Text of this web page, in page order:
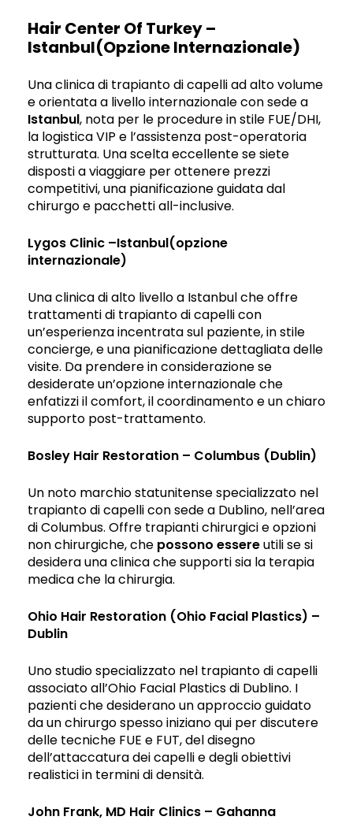
Hair Center Of Turkey –
Istanbul(opzione Internazionale)
Una clinica di trapianto di capelli ad alto volume
e orientata a livello internazionale con sede a
Istanbul, nota per le procedure in stile FUE/DHI,
la logistica VIP e l’assistenza post-operatoria
strutturata. Una scelta eccellente se siete
disposti a viaggiare per ottenere prezzi
competitivi, una pianificazione guidata dal
chirurgo e pacchetti all-inclusive.
Lygos Clinic –Istanbul(opzione
internazionale)
Una clinica di alto livello a Istanbul che offre
trattamenti di trapianto di capelli con
un’esperienza incentrata sul paziente, in stile
concierge, e una pianificazione dettagliata delle
visite. Da prendere in considerazione se
desiderate un’opzione internazionale che
enfatizzi il comfort, il coordinamento e un chiaro
supporto post-trattamento.
Bosley Hair Restoration – Columbus (Dublin)
Un noto marchio statunitense specializzato nel
trapianto di capelli con sede a Dublino, nell’area
di Columbus. Offre trapianti chirurgici e opzioni
non chirurgiche, che possono essereutili se si
desidera una clinica che supporti sia la terapia
medica che la chirurgia.
Ohio Hair Restoration (Ohio Facial Plastics) –
Dublin
Uno studio specializzato nel trapianto di capelli
associato all’Ohio Facial Plastics di Dublino. I
pazienti che desiderano un approccio guidato
da un chirurgo spesso iniziano qui per discutere
delle tecniche FUE e FUT, del disegno
dell’attaccatura dei capelli e degli obiettivi
realistici in termini di densità.
John Frank, MD Hair Clinics – Gahanna